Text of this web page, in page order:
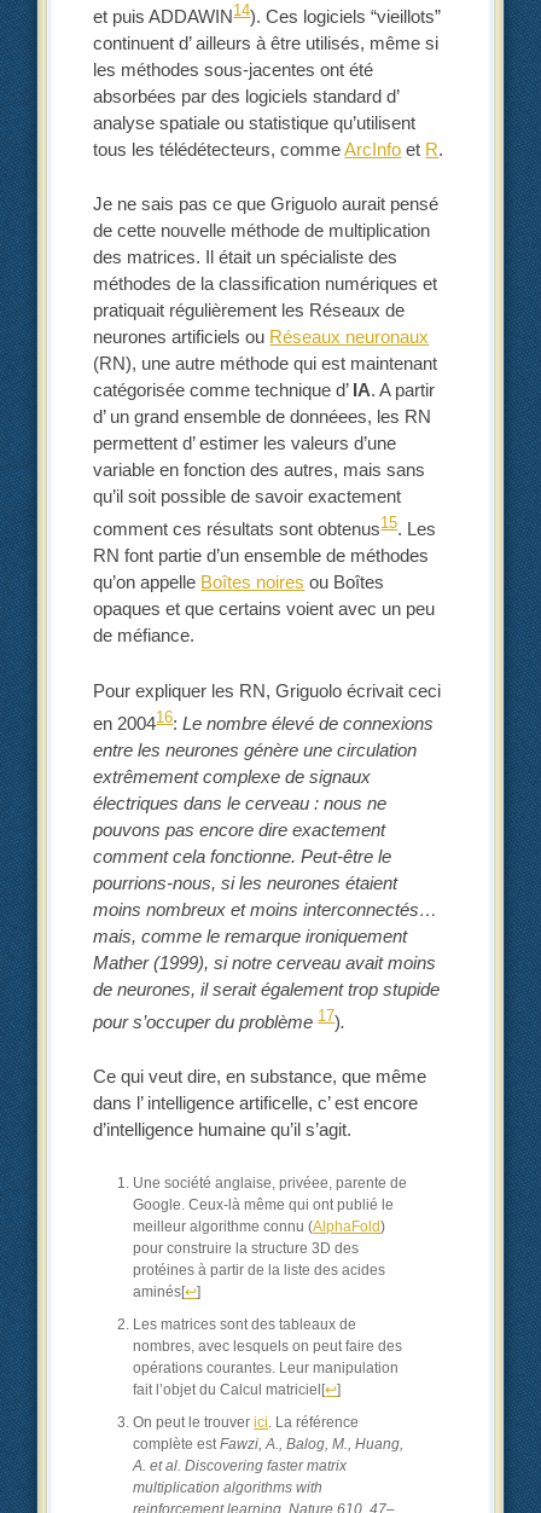
et puis ADDAWIN14). Ces logiciels “vieillots”
continuent d’ ailleurs à être utilisés, même si
les méthodes sous-jacentes ont été
absorbées par des logiciels standard d’
analyse spatiale ou statistique qu’utilisent
tous les télédétecteurs, commeArcInfo et R.
Je ne sais pas ce que Griguolo aurait pensé
de cette nouvelle méthode de multiplication
des matrices. Il était un spécialiste des
méthodes de la classification numériques et
pratiquait régulièrement les Réseaux de
neurones artificiels ou Réseaux neuronaux
(RN), une autre méthode qui est maintenant
catégorisée comme technique d’ IA. A partir
d’ un grand ensemble de donnéees, les RN
permettent d’ estimer les valeurs d’une
variable en fonction des autres, mais sans
qu’il soit possible de savoir exactement
comment ces résultats sont obtenus15. Les
RN font partie d’un ensemble de méthodes
qu’on appelle Boîtes noires ou Boîtes
opaques et que certains voient avec un peu
de méfiance.
Pour expliquer les RN, Griguolo écrivait ceci
en 200416:Le nombre élevé de connexions
entre les neurones génère une circulation
extrêmement complexe de signaux
électriques dans le cerveau : nous ne
pouvons pas encore dire exactement
comment cela fonctionne. Peut-être le
pourrions-nous, si les neurones étaient
moins nombreux et moins interconnectés…
mais, comme le remarque ironiquement
Mather (1999), si notre cerveau avait moins
de neurones, il serait également trop stupide
pour s’occuper du problème17).
Ce qui veut dire, en substance, que même
dans l’ intelligence artificelle, c’ est encore
d’intelligence humaine qu’il s’agit.
Une société anglaise, privéee, parente de
Google. Ceux-là même qui ont publié le
meilleur algorithme connu (AlphaFold)
pour construire la structure 3D des
protéines à partir de la liste des acides
aminés[↩]
Les matrices sont des tableaux de
nombres, avec lesquels on peut faire des
opérations courantes. Leur manipulation
fait l’objet du Calcul matriciel[↩]
On peut le trouverici . La référence
complète estFawzi, A., Balog, M., Huang,
A. et al. Discovering faster matrix
multiplication algorithms with
reinforcement learning. Nature 610, 47–